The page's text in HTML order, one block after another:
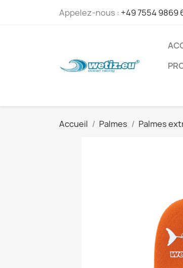
Appelez-nous : +49 7554 9869
Accueil Palmes Palmes